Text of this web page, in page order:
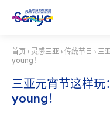
首页 › 灵感三亚 › 传统节日 › 三
young！
三亚元宵节这样
young！